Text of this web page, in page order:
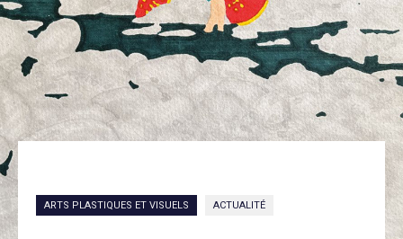
ARTS PLASTIQUES ET VISUELS ACTUALITÉ